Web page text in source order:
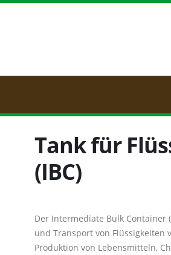
Tank für
(IBC)
Der Intermediate Bulk Container
und Transport von Flüssigkeiten
Produktion von Lebensmitteln,